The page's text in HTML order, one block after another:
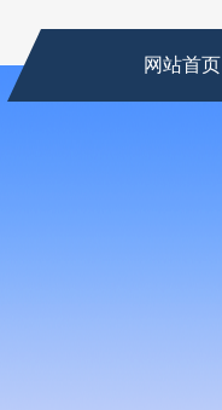
网站首页